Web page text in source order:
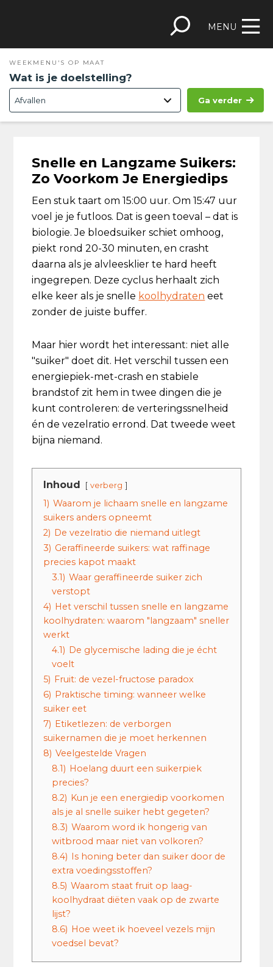
inhoud
sidebar
MENU
WEEKMENU'S OP MAAT
Wat is je doelstelling?
Ga verder
Snelle en Langzame Suikers:
Zo Voorkom Je Energiedips
Een stuk taart om 15:00 uur. Om 15:47 uur
voel je je futloos. Dat is geen toeval – dat is
biologie. Je bloedsuiker schiet omhoog,
piekt rond 20-30 minuten, en crasht
daarna als je alvleesklier te hard heeft
ingegrepen. Deze cyclus herhaalt zich
elke keer als je snelle koolhydraten eet
zonder de juiste buffer.
Maar hier wordt het interessant: niet alle
"suiker" doet dit. Het verschil tussen een
energiepiek-met-crash en stabiele
brandstof zit hem in twee dingen die je
kunt controleren: de verteringssnelheid
én de vezelratio errond. Dat tweede weet
bijna niemand.
Inhoud verberg
1) Waarom je lichaam snelle en langzame
suikers anders opneemt
2) De vezelratio die niemand uitlegt
3) Geraffineerde suikers: wat raffinage
precies kapot maakt
3.1) Waar geraffineerde suiker zich
verstopt
4) Het verschil tussen snelle en langzame
koolhydraten: waarom "langzaam" sneller
werkt
4.1) De glycemische lading die je écht
voelt
5) Fruit: de vezel-fructose paradox
6) Praktische timing: wanneer welke
suiker eet
7) Etiketlezen: de verborgen
suikernamen die je moet herkennen
8) Veelgestelde Vragen
8.1) Hoelang duurt een suikerpiek
precies?
8.2) Kun je een energiedip voorkomen
als je al snelle suiker hebt gegeten?
8.3) Waarom word ik hongerig van
witbrood maar niet van volkoren?
8.4) Is honing beter dan suiker door de
extra voedingsstoffen?
8.5) Waarom staat fruit op laag-
koolhydraat diëten vaak op de zwarte
lijst?
8.6) Hoe weet ik hoeveel vezels mijn
voedsel bevat?